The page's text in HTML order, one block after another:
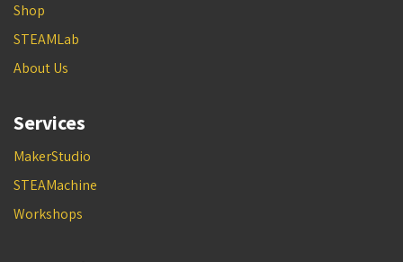
Shop
STEAMLab
About Us
Services
MakerStudio
STEAMachine
Workshops